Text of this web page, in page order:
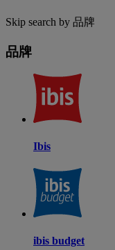
Skip search by 品牌
品牌
Ibis
ibis budget